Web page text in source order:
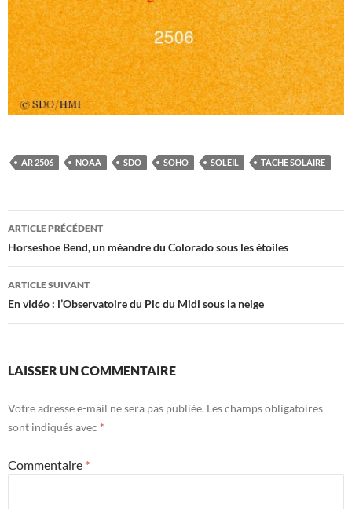
AR 2506 NOAA SDO SOHO SOLEIL TACHE SOLAIRE
Navigation
des
articles
ARTICLE PRÉCÉDENT
Horseshoe Bend, un méandre du Colorado sous les étoiles
ARTICLE SUIVANT
En vidéo : l’Observatoire du Pic du Midi sous la neige
LAISSER UN COMMENTAIRE
Votre adresse e-mail ne sera pas publiée. Les champs obligatoires
sont indiqués avec *
Commentaire *